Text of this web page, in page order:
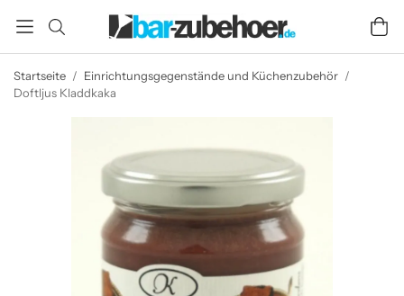
Startseite / Einrichtungsgegenstände und Küchenzubehör /
Doftljus Kladdkaka